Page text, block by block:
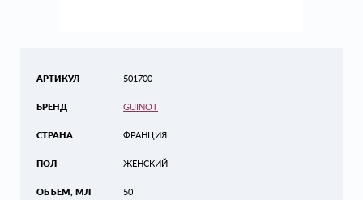
АРТИКУЛ
БРЕНД
СТРАНА
ПОЛ
ОБЪЕМ, МЛ
501700
GUINOT
ФРАНЦИЯ
ЖЕНСКИЙ
50